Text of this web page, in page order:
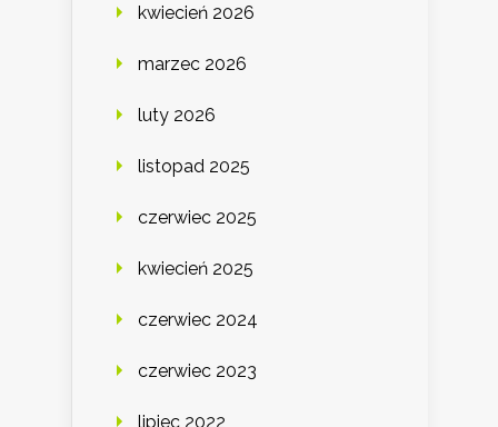
kwiecień 2026
marzec 2026
luty 2026
listopad 2025
czerwiec 2025
kwiecień 2025
czerwiec 2024
czerwiec 2023
lipiec 2022